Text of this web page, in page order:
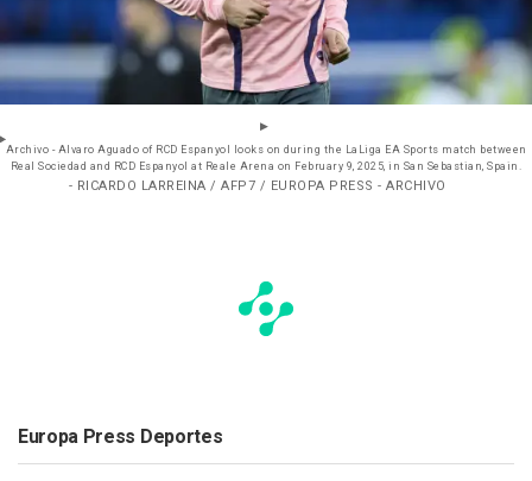
Archivo - Alvaro Aguado of RCD Espanyol looks on during the LaLiga EA Sports match between
Real Sociedad and RCD Espanyol at Reale Arena on February 9, 2025, in San Sebastian, Spain.
- RICARDO LARREINA / AFP7 / EUROPA PRESS - ARCHIVO
Europa Press Deportes